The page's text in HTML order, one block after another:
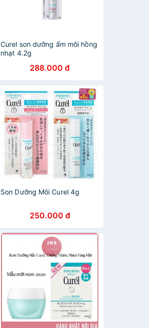
Curel son dưỡng ẩm môi hồng
nhạt 4.2g
288.000 đ
Son Dưỡng Môi Curel 4g
250.000 đ